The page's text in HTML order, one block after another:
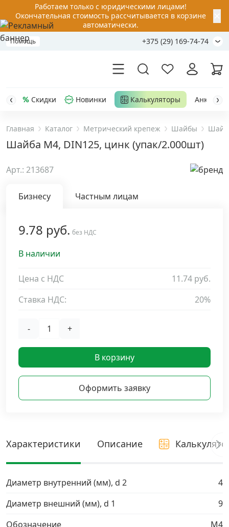
Работаем только с юридическими лицами!
Окончательная стоимость рассчитывается в корзине
автоматически.
Помощь +375 (29) 169-74-74
Акции
Кабельный крепеж ›
Строительный инструмент и инвентарь ›
Заклепки
Химический крепеж
Шурупы и саморезы ›
Грузовой крепеж
Комплекты и наборы крепежа
Скидки Новинки Калькуляторы Анкер-
Главная Каталог Метрический крепеж Шайбы
Шайба М4, DIN125, цинк (упак/2.000шт)
Арт.: 213687
Бизнесу Частным лицам
9.78 руб. без НДС
В наличии
Цена с НДС
11.74 руб.
Ставка НДС:
20%
- +
В корзину
Оформить заявку
Характеристики Описание
Диаметр внутренний (мм), d 2
4
Диаметр внешний (мм), d 1
9
Обозначение
М4